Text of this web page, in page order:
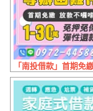
「南投借款」首期免